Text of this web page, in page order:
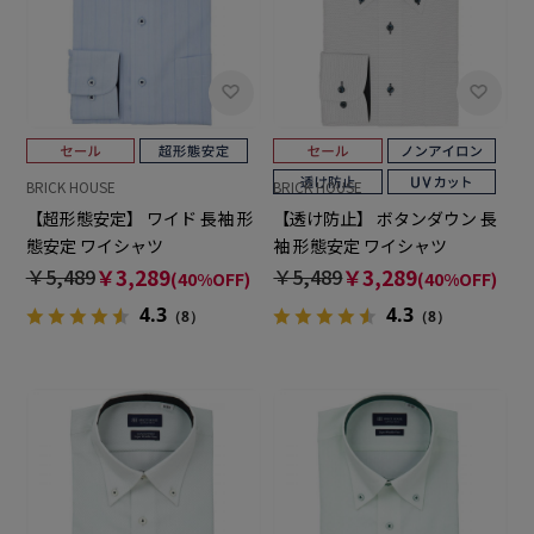
BRICK HOUSE
【超形態安定】 ワイド 長袖 形
態安定 ワイシャツ
￥5,489￥3,289(40%OFF)
4.3（8）
BRICK HOUSE
【透け防止】 ボタンダウン 長
袖 形態安定 ワイシャツ
￥5,489￥3,289(40%OFF)
4.3 （8）